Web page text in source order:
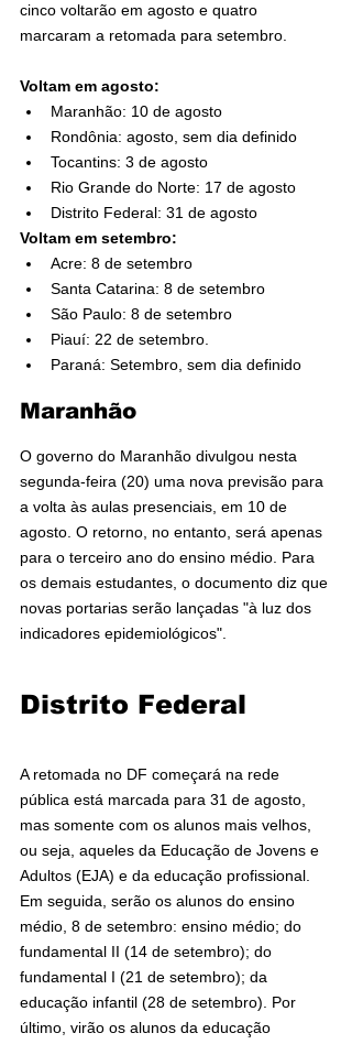
cinco voltarão em agosto e quatro
marcaram a retomada para setembro.
Voltam em agosto:
Maranhão: 10 de agosto
Rondônia: agosto, sem dia definido
Tocantins: 3 de agosto
Rio Grande do Norte: 17 de agosto
Distrito Federal: 31 de agosto
Voltam em setembro:
Acre: 8 de setembro
Santa Catarina: 8 de setembro
São Paulo: 8 de setembro
Piauí: 22 de setembro.
Paraná: Setembro, sem dia definido
Maranhão
O governo do Maranhão divulgou nesta
segunda-feira (20) uma nova previsão para
a volta às aulas presenciais, em 10 de
agosto. O retorno, no entanto, será apenas
para o terceiro ano do ensino médio. Para
os demais estudantes, o documento diz que
novas portarias serão lançadas "à luz dos
indicadores epidemiológicos".
Distrito Federal
A retomada no DF começará na rede
pública está marcada para 31 de agosto,
mas somente com os alunos mais velhos,
ou seja, aqueles da Educação de Jovens e
Adultos (EJA) e da educação profissional.
Em seguida, serão os alunos do ensino
médio, 8 de setembro: ensino médio; do
fundamental II (14 de setembro); do
fundamental I (21 de setembro); da
educação infantil (28 de setembro). Por
último, virão os alunos da educação